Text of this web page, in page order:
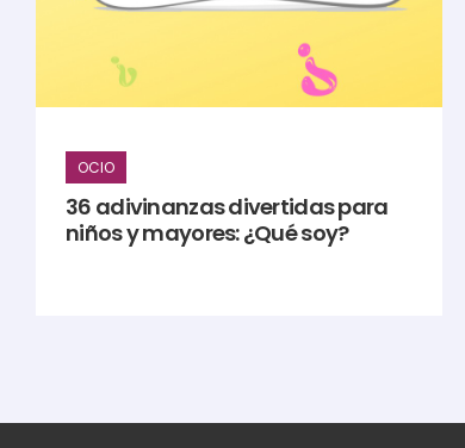
OCIO
36 adivinanzas divertidas para
niños y mayores: ¿Qué soy?